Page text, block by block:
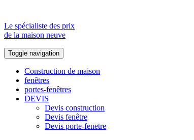
Le spécialiste des prix
de la maison neuve
Toggle navigation
Construction de maison
fenêtres
portes-fenêtres
DEVIS
Devis construction
Devis fenêtre
Devis porte-fenetre